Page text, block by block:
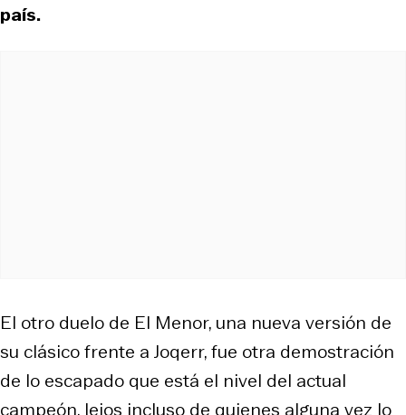
país.
El otro duelo de El Menor, una nueva versión de
su clásico frente a Joqerr, fue otra demostración
de lo escapado que está el nivel del actual
campeón, lejos incluso de quienes alguna vez lo